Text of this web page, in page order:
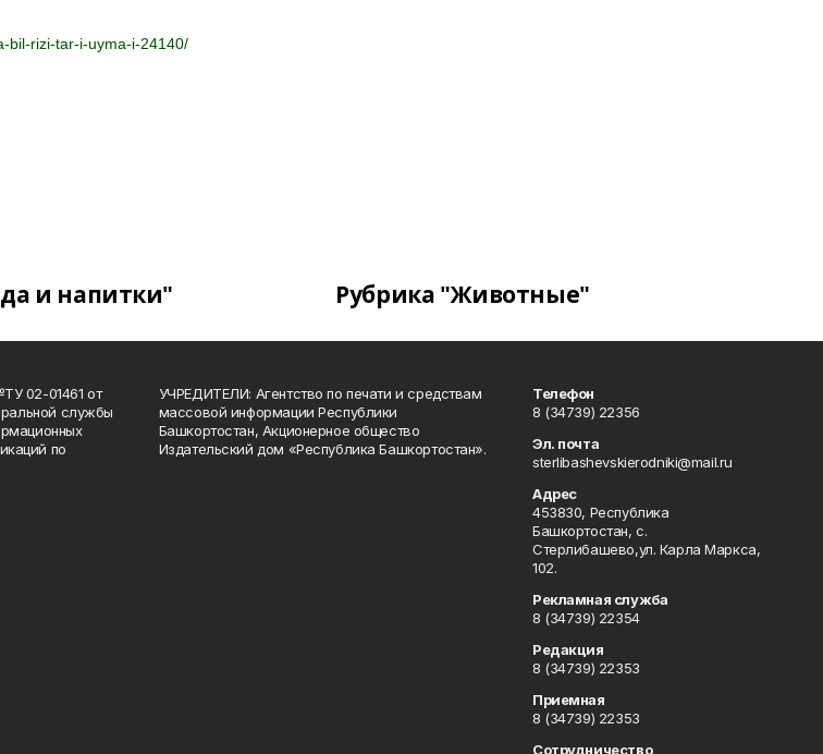
bil-rizi-tar-i-uyma-i-24140/
и напитки" Рубрика "Животные"
02-01461 от
службы
по
УЧРЕДИТЕЛИ: Агентство по печати и средствам
массовой информации Республики
Башкортостан, Акционерное общество
Издательский дом «Республика Башкортостан».
Телефон
8 (34739) 22356
Эл. почта
sterlibashevskierodniki@mail.ru
Адрес
453830, Республика
Башкортостан, c.
Стерлибашево,ул. Карла Маркса,
102.
Рекламная служба
8 (34739) 22354
Редакция
8 (34739) 22353
Приемная
8 (34739) 22353
Сотрудничество